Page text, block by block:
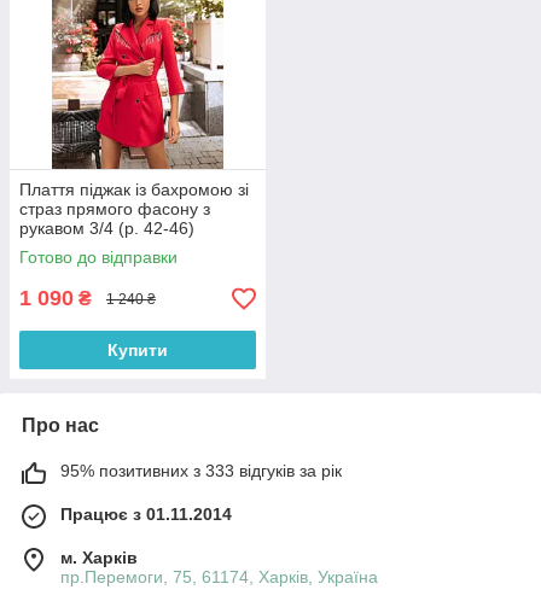
Плаття піджак із бахромою зі
страз прямого фасону з
рукавом 3/4 (р. 42-46)
66032050Qr
Готово до відправки
1 090 ₴ 1 240 ₴
Купити
Про нас
95% позитивних з 333 відгуків за рік
Працює з 01.11.2014
м. Харків
пр.Перемоги, 75, 61174, Харків, Україна